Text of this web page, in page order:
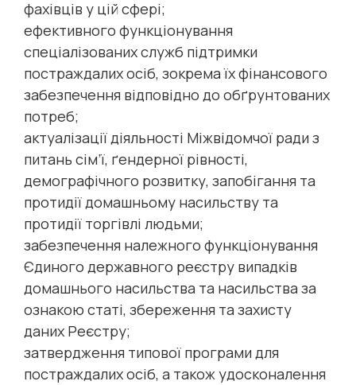
фахівців у цій сфері;
ефективного функціонування
спеціалізованих служб підтримки
постраждалих осіб, зокрема їх фінансового
забезпечення відповідно до обґрунтованих
потреб;
актуалізації діяльності Міжвідомчої ради з
питань сім’ї, ґендерної рівності,
демографічного розвитку, запобігання та
протидії домашньому насильству та
протидії торгівлі людьми;
забезпечення належного функціонування
Єдиного державного реєстру випадків
домашнього насильства та насильства за
ознакою статі, збереження та захисту
даних Реєстру;
затвердження типової програми для
постраждалих осіб, а також удосконалення